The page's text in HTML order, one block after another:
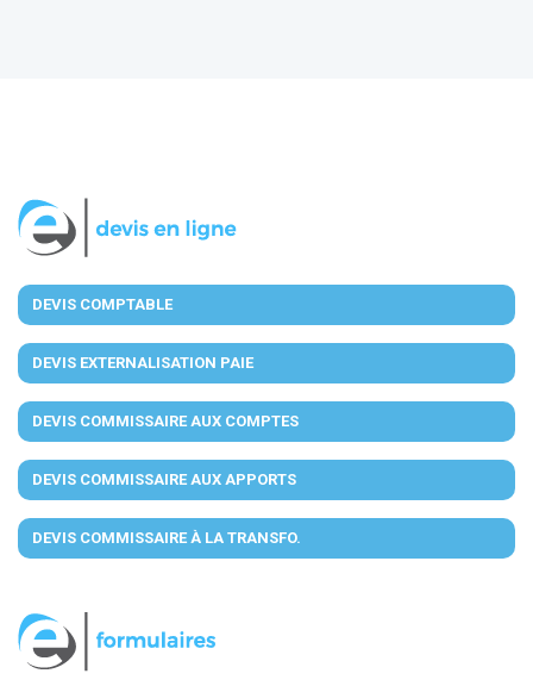
DEVIS COMPTABLE
DEVIS EXTERNALISATION PAIE
DEVIS COMMISSAIRE AUX COMPTES
DEVIS COMMISSAIRE AUX APPORTS
DEVIS COMMISSAIRE À LA TRANSFO.